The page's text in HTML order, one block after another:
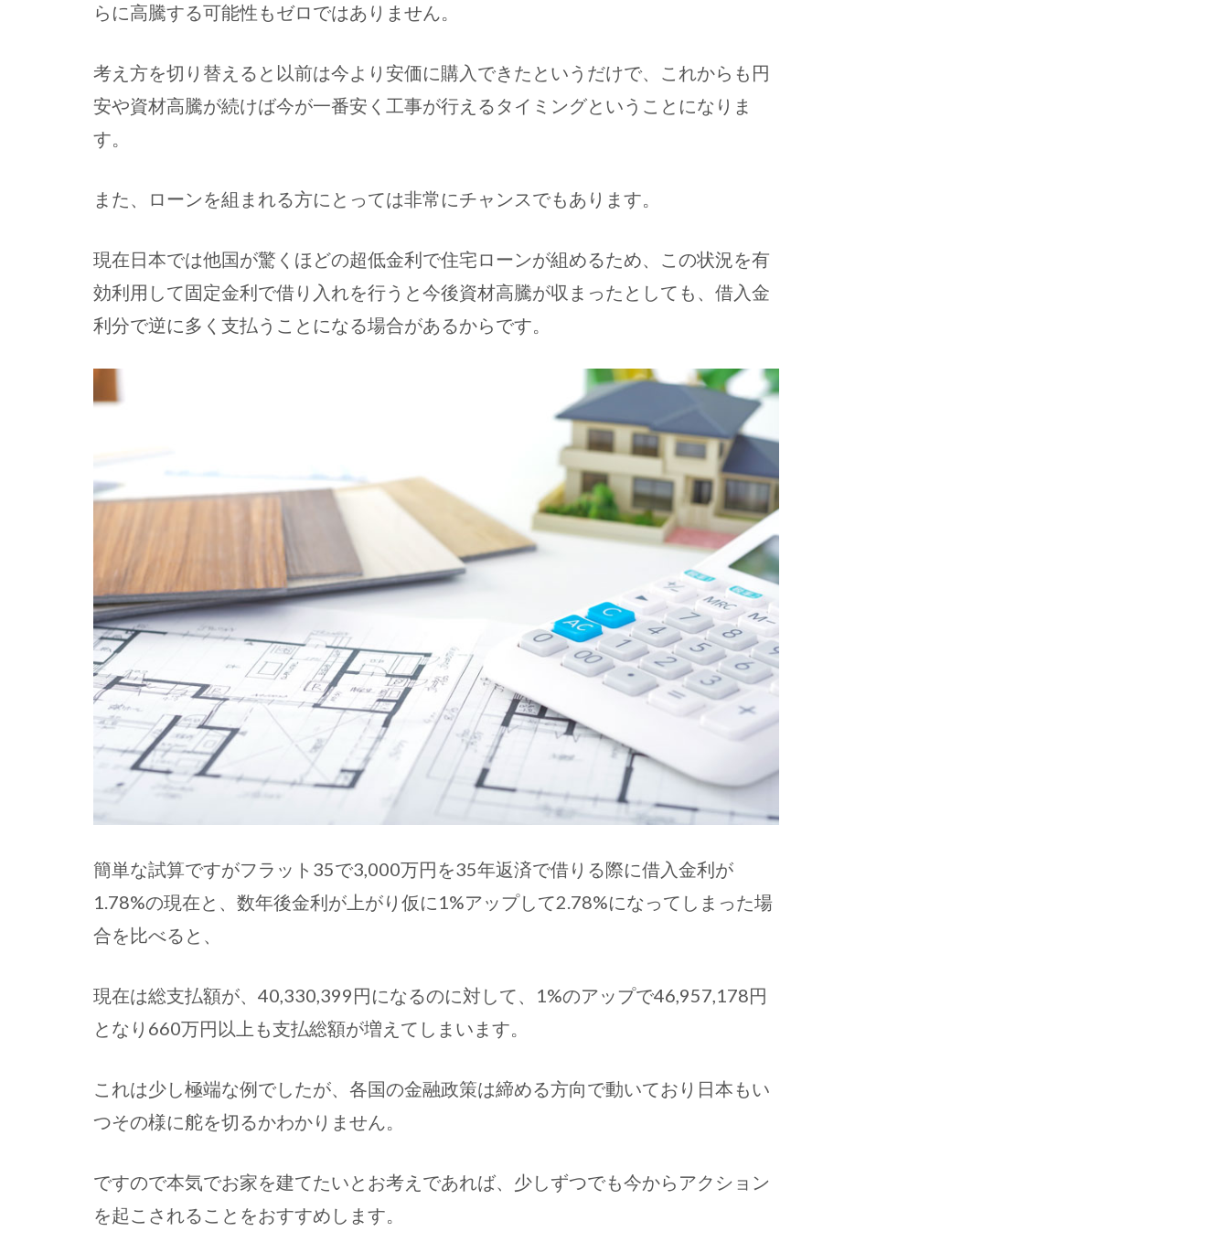
らに高騰する可能性もゼロではありません。
考え方を切り替えると以前は今より安価に購入できたというだけで、これからも円
安や資材高騰が続けば今が一番安く工事が行えるタイミングということになりま
す。
また、ローンを組まれる方にとっては非常にチャンスでもあります。
現在日本では他国が驚くほどの超低金利で住宅ローンが組めるため、この状況を有
効利用して固定金利で借り入れを行うと今後資材高騰が収まったとしても、借入金
利分で逆に多く支払うことになる場合があるからです。
簡単な試算ですがフラット35で3,000万円を35年返済で借りる際に借入金利が
1.78%の現在と、数年後金利が上がり仮に1%アップして2.78%になってしまった場
合を比べると、
現在は総支払額が、40,330,399円になるのに対して、1%のアップで46,957,178円
となり660万円以上も支払総額が増えてしまいます。
これは少し極端な例でしたが、各国の金融政策は締める方向で動いており日本もい
つその様に舵を切るかわかりません。
ですので本気でお家を建てたいとお考えであれば、少しずつでも今からアクション
を起こされることをおすすめします。